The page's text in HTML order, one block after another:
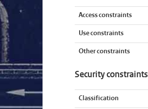
Access constraints
Use constraints
Other constraints
Security constraints
Classification